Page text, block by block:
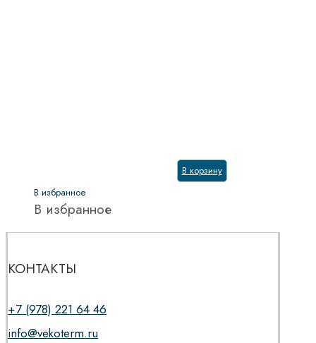
В корзину
В избранное
В избранное
КОНТАКТЫ
+7 (978) 221 64 46
info@vekoterm.ru